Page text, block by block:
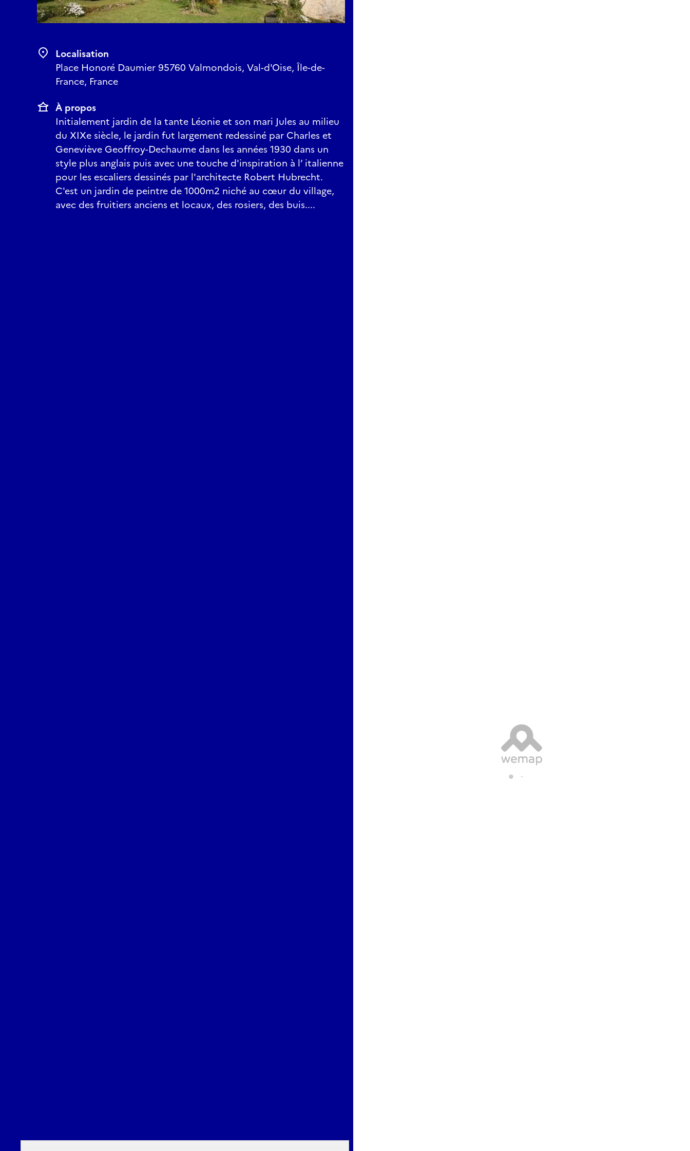
Localisation
Place Honoré Daumier 95760 Valmondois, Val-d'Oise, Île-de-
France, France
À propos
Initialement jardin de la tante Léonie et son mari Jules au milieu
du XIXe siècle, le jardin fut largement redessiné par Charles et
Geneviève Geoffroy-Dechaume dans les années 1930 dans un
style plus anglais puis avec une touche d'inspiration à l’ italienne
pour les escaliers dessinés par l'architecte Robert Hubrecht.
C'est un jardin de peintre de 1000m2 niché au cœur du village,
avec des fruitiers anciens et locaux, des rosiers, des buis....